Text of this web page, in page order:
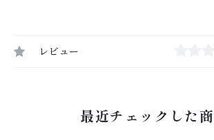
レビュー
最近チェックした